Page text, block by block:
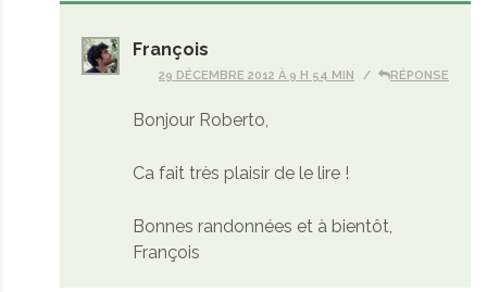
François
29 DÉCEMBRE 2012 À 9 H 54 MIN RÉPONSE
Bonjour Roberto,
Ca fait très plaisir de le lire !
Bonnes randonnées et à bientôt,
François